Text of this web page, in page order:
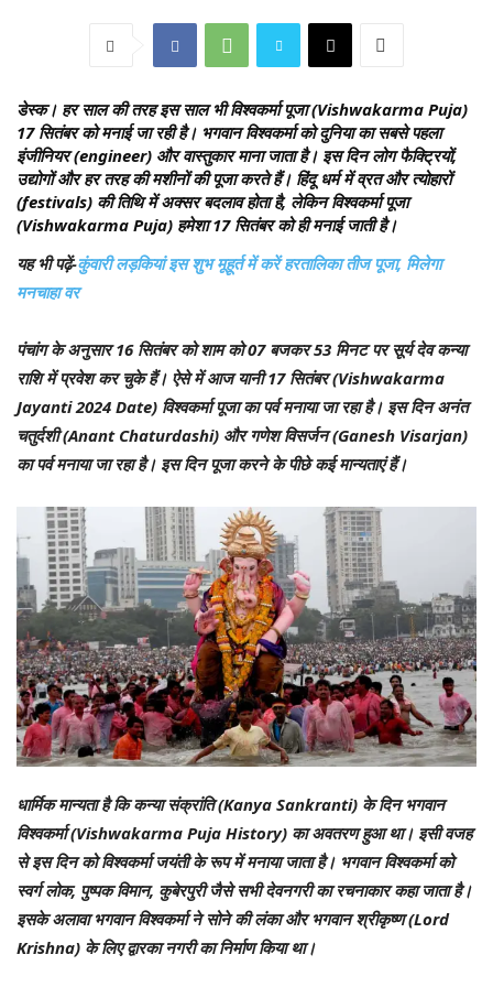
डेस्क। हर साल की तरह इस साल भी विश्वकर्मा पूजा (Vishwakarma Puja)
17 सितंबर को मनाई जा रही है। भगवान विश्वकर्मा को दुनिया का सबसे पहला
इंजीनियर (engineer) और वास्तुकार माना जाता है। इस दिन लोग फैक्ट्रियों,
उद्योगों और हर तरह की मशीनों की पूजा करते हैं। हिंदू धर्म में व्रत और त्योहारों
(festivals) की तिथि में अक्सर बदलाव होता है, लेकिन विश्वकर्मा पूजा
(Vishwakarma Puja) हमेशा 17 सितंबर को ही मनाई जाती है।
यह भी पढ़ें-कुंवारी लड़कियां इस शुभ मूहूर्त में करें हरतालिका तीज पूजा, मिलेगा
मनचाहा वर
पंचांग के अनुसार 16 सितंबर को शाम को 07 बजकर 53 मिनट पर सूर्य देव कन्या
राशि में प्रवेश कर चुके हैं। ऐसे में आज यानी 17 सितंबर (Vishwakarma
Jayanti 2024 Date) विश्वकर्मा पूजा का पर्व मनाया जा रहा है। इस दिन अनंत
चतुर्दशी (Anant Chaturdashi) और गणेश विसर्जन (Ganesh Visarjan)
का पर्व मनाया जा रहा है। इस दिन पूजा करने के पीछे कई मान्यताएं हैं।
धार्मिक मान्यता है कि कन्या संक्रांति (Kanya Sankranti) के दिन भगवान
विश्वकर्मा (Vishwakarma Puja History) का अवतरण हुआ था। इसी वजह
से इस दिन को विश्वकर्मा जयंती के रूप में मनाया जाता है। भगवान विश्वकर्मा को
स्वर्ग लोक, पुष्पक विमान, कुबेरपुरी जैसे सभी देवनगरी का रचनाकार कहा जाता है।
इसके अलावा भगवान विश्वकर्मा ने सोने की लंका और भगवान श्रीकृष्ण (Lord
Krishna) के लिए द्वारका नगरी का निर्माण किया था।